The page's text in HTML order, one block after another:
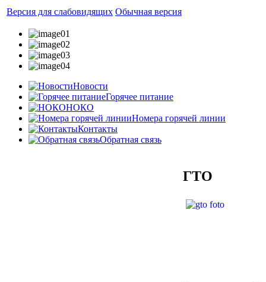
Версия для слабовидящих Обычная версия
Новости
Горячее питание
НОКО
Номера горячей линии
Контакты
Обратная связь
ГТО